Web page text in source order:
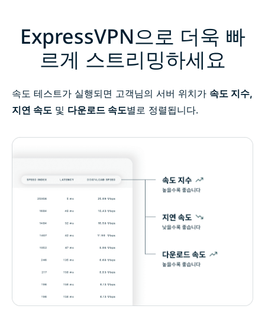
ExpressVPN으로 더욱 빠
르게 스트리밍하세요
속도 테스트가 실행되면 고객님의 서버 위치가 속도 지수,
지연 속도 및 다운로드 속도별로 정렬됩니다.